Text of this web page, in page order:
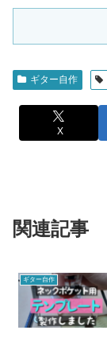
ギター自作
X
関連記事
ギター自作